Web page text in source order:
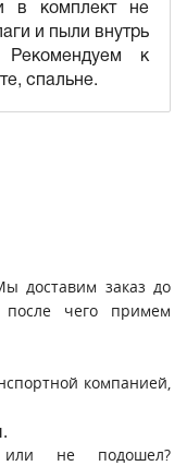
в комплект не
и пыли внутрь
Рекомендуем к
спальне.
доставим заказ до
чего примем
компанией,
.
или не подошел?